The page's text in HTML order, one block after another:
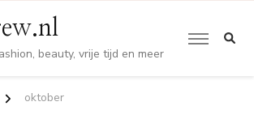
beauty, vrije tijd en meer
oktober